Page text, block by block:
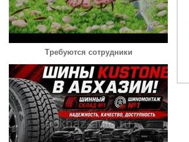
Требуются сотрудники